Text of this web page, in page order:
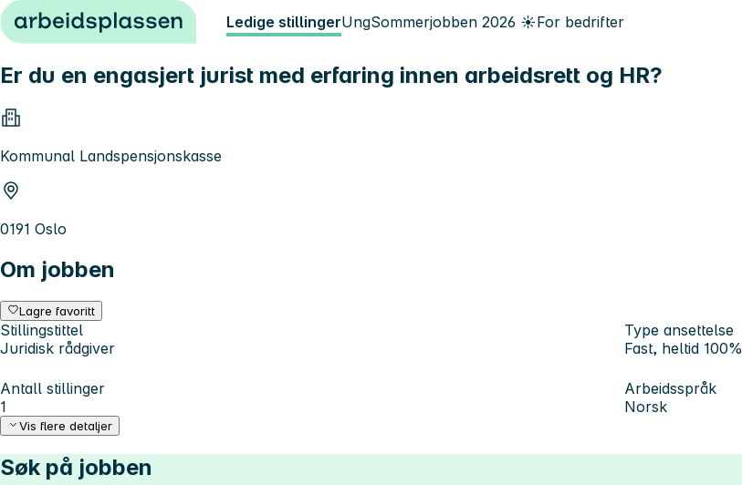
Hopp til innhold Ledige stillingerUngSommerjobben 2026 ☀️For bedrifter
Er du en engasjert jurist med erfaring innen arbeidsrett og HR?
Kommunal Landspensjonskasse
0191 Oslo
Om jobben
Lagre favoritt
Stillingstittel
Juridisk rådgiver
Type ansettelse
Fast, heltid 100%
Antall stillinger
1
Arbeidsspråk
Norsk
Vis flere detaljer
Søk på jobben